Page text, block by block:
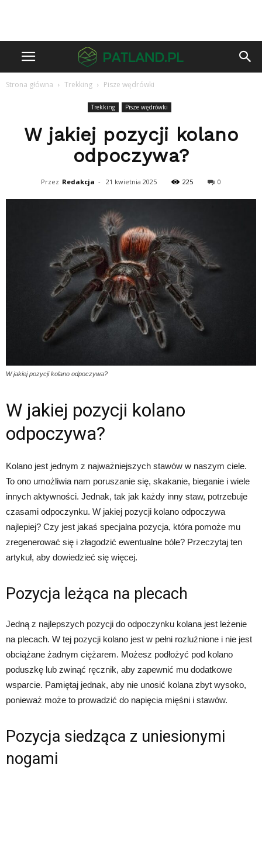
Strona główna Trekking Pisze wędrówki
Trekking Pisze wędrówki
W jakiej pozycji kolano
odpoczywa?
Przez Redakcja - 21 kwietnia 2025 225 0
W jakiej pozycji kolano odpoczywa?
W jakiej pozycji kolano
odpoczywa?
Kolano jest jednym z najważniejszych stawów w naszym ciele.
To ono umożliwia nam poruszanie się, skakanie, bieganie i wiele
innych aktywności. Jednak, tak jak każdy inny staw, potrzebuje
czasami odpoczynku. W jakiej pozycji kolano odpoczywa
najlepiej? Czy jest jakaś specjalna pozycja, która pomoże mu
zregenerować się i złagodzić ewentualne bóle? Przeczytaj ten
artykuł, aby dowiedzieć się więcej.
Pozycja leżąca na plecach
Jedną z najlepszych pozycji do odpoczynku kolana jest leżenie
na plecach. W tej pozycji kolano jest w pełni rozluźnione i nie jest
obciążane żadnym ciężarem. Możesz podłożyć pod kolano
poduszkę lub zwinąć ręcznik, aby zapewnić mu dodatkowe
wsparcie. Pamiętaj jednak, aby nie unosić kolana zbyt wysoko,
ponieważ może to prowadzić do napięcia mięśni i stawów.
Pozycja siedząca z uniesionymi
nogami